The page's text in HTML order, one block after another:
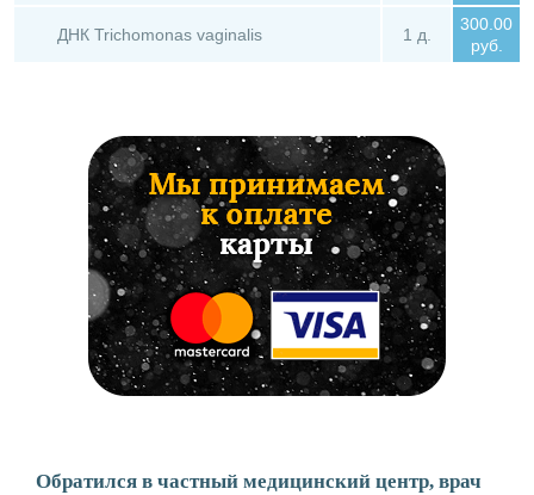
ДНК Trichomonas vaginalis 1 д.
300.00
руб.
Обратился в частный медицинский центр, врач